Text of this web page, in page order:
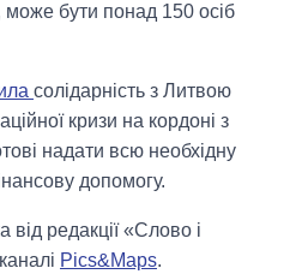
бути понад 150 осіб
солідарність з Литвою
кризи на кордоні з
надати всю необхідну
допомогу.
від редакції «Слово і
Pics&Maps.